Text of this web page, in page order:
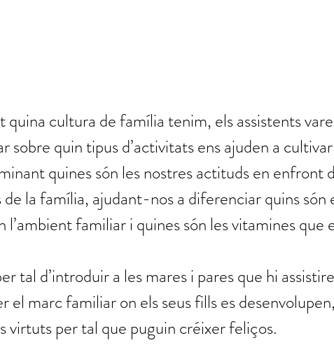
quina cultura de família tenim, els assistents
sobre quin tipus d’activitats ens ajuden a
quines són les nostres actituds en enfront
la família, ajudant-nos a diferenciar quins són
l’ambient familiar i quines són les vitamines que
tal d’introduir a les mares i pares que hi
el marc familiar on els seus fills es
virtuts per tal que puguin créixer feliços.